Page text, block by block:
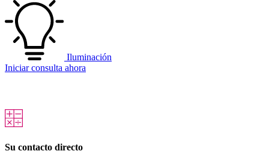
Iluminación
Iniciar consulta ahora
Su contacto directo